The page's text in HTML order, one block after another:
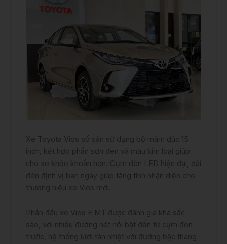
Xe Toyota Vios số sàn sử dụng bộ mâm đúc 15
inch, kết hợp phần sơn đen và màu kim loại giúp
cho xe khỏe khoắn hơn. Cụm đèn LED hiện đại, dải
đèn định vị ban ngày giúp tăng tính nhận diện cho
thương hiệu xe Vios mới.
Phần đầu xe Vios E MT được đánh giá khá sắc
sảo, với nhiều đường nét nổi bật đến từ cụm đèn
trước, hệ thống lưới tản nhiệt với đường bậc thang